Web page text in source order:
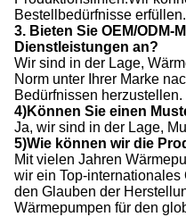
Bestellbedürfnisse
3. Bieten Sie OEM/ODM-
Dienstleistungen an?
Wir sind in der Lage,
Norm unter Ihrer Marke
Bedürfnissen herzustellen.
4)Können Sie einen
Ja, wir sind in der Lage,
5)Wie können wir die
Mit vielen Jahren
wir ein Top-
den Glauben der
Wärmepumpen für den